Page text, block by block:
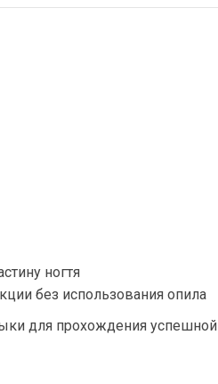
ногтя
без использования опила
для прохождения успешной